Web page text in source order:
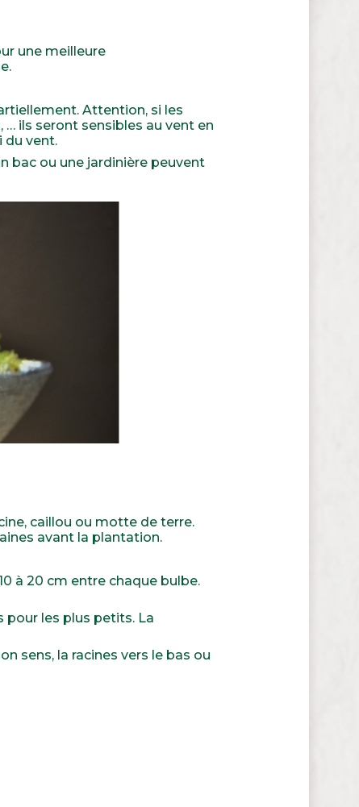
une meilleure
Attention, si les
ils seront sensibles au vent en
du vent.
bac ou une jardinière peuvent
caillou ou motte de terre.
avant la plantation.
à 20 cm entre chaque bulbe.
pour les plus petits. La
sens, la racines vers le bas ou